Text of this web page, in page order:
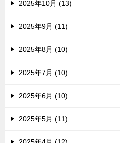
2025年10月 (13)
2025年9月 (11)
2025年8月 (10)
2025年7月 (10)
2025年6月 (10)
2025年5月 (11)